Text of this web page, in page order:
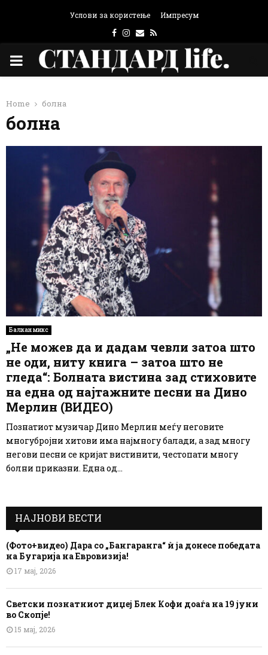
Услови за користење Импресум
Facebook
Instagram
Email
Rss
PRIMARY
Home болна
болна
Балкан микс
„Не можев да и дадам чевли затоа што
не оди, ниту книга – затоа што не
гледа“: Болната вистина зад стиховите
на една од најтажните песни на Дино
Мерлин (ВИДЕО)
Познатиот музичар Дино Мерлин меѓу неговите
многубројни хитови има најмногу балади, а зад многу
негови песни се кријат вистинити, честопати многу
болни приказни. Една од...
НАЈНОВИ ВЕСТИ
(Фото+видео) Дара со „Бангаранга“ ѝ ја донесе победата
на Бугарија на Евровизија!
17 мај, 2026
Светски познатниот диџеј Блек Кофи доаѓа на 19 јуни
во Скопје!
15 мај, 2026